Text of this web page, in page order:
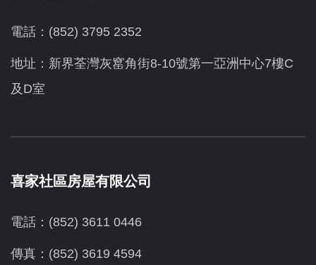
電話：(852) 3795 2352
地址：新界荃灣灰窰角街8-10號第一亞洲中心7樓C
及D室
喜家社區房屋有限公司
電話：(852) 3611 0446
傳真：(852) 3619 4594